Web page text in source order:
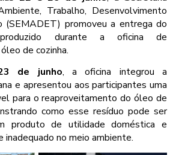
Trabalho, Desenvolvimento
(SEMADET) promoveu a entrega do
durante a oficina de
de cozinha.
de junho, a oficina integrou a
e apresentou aos participantes uma
para o reaproveitamento do óleo de
como esse resíduo pode ser
produto de utilidade doméstica e
no meio ambiente.